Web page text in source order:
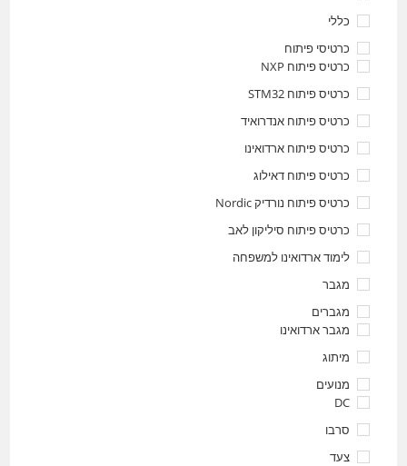
כללי
כרטיסי פיתוח
כרטיס פיתוח NXP
כרטיס פיתוח STM32
כרטיס פיתוח אנדרואיד
כרטיס פיתוח ארדואינו
כרטיס פיתוח דאילוג
כרטיס פיתוח נורדיק Nordic
כרטיס פיתוח סיליקון לאב
לימוד ארדואינו למשפחה
מגבר
מגברים
מגבר ארדואינו
מיתוג
מנועים
DC
סרבו
צעד